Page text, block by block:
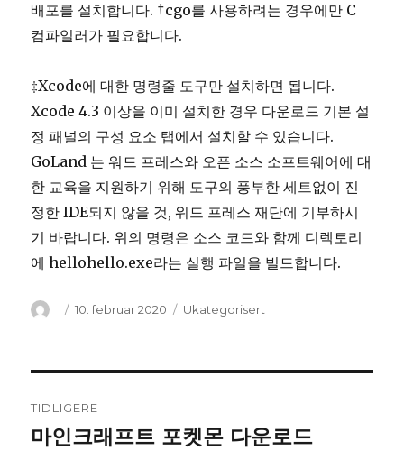
배포를 설치합니다. †cgo를 사용하려는 경우에만 C
컴파일러가 필요합니다.
‡Xcode에 대한 명령줄 도구만 설치하면 됩니다.
Xcode 4.3 이상을 이미 설치한 경우 다운로드 기본 설
정 패널의 구성 요소 탭에서 설치할 수 있습니다.
GoLand 는 워드 프레스와 오픈 소스 소프트웨어에 대
한 교육을 지원하기 위해 도구의 풍부한 세트없이 진
정한 IDE되지 않을 것, 워드 프레스 재단에 기부하시
기 바랍니다. 위의 명령은 소스 코드와 함께 디렉토리
에 hellohello.exe라는 실행 파일을 빌드합니다.
Forfatter
Publisert
10. februar 2020 Kategorier
Ukategorisert
TIDLIGERE
Forrige
마인크래프트 포켓몬 다운로드